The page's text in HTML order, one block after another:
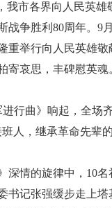
我市各界向人民英
战争胜利80周年。
重举行向人民英雄
寄哀思，丰碑慰英
行曲》响起，全
人，继承革命先
深情的旋律中，10
书记张强缓步走上